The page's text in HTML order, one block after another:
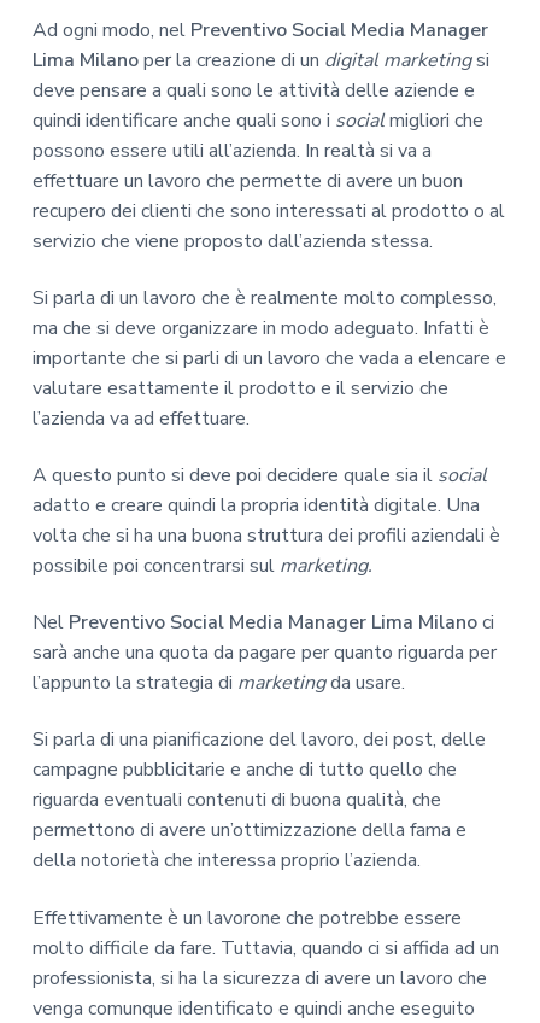
Ad ogni modo, nel Preventivo Social Media Manager
Lima Milanoper la creazione di un digital marketingsi
deve pensare a quali sono le attività delle aziende e
quindi identificare anche quali sono i socialmigliori che
possono essere utili all’azienda. In realtà si va a
effettuare un lavoro che permette di avere un buon
recupero dei clienti che sono interessati al prodotto o al
servizio che viene proposto dall’azienda stessa.
Si parla di un lavoro che è realmente molto complesso,
ma che si deve organizzare in modo adeguato. Infatti è
importante che si parli di un lavoro che vada a elencare e
valutare esattamente il prodotto e il servizio che
l’azienda va ad effettuare.
A questo punto si deve poi decidere quale sia il social
adatto e creare quindi la propria identità digitale. Una
volta che si ha una buona struttura dei profili aziendali è
possibile poi concentrarsi sul marketing.
NelPreventivo Social Media Manager Lima Milanoci
sarà anche una quota da pagare per quanto riguarda per
l’appunto la strategia di marketingda usare.
Si parla di una pianificazione del lavoro, dei post, delle
campagne pubblicitarie e anche di tutto quello che
riguarda eventuali contenuti di buona qualità, che
permettono di avere un’ottimizzazione della fama e
della notorietà che interessa proprio l’azienda.
Effettivamente è un lavorone che potrebbe essere
molto difficile da fare. Tuttavia, quando ci si affida ad un
professionista, si ha la sicurezza di avere un lavoro che
venga comunque identificato e quindi anche eseguito